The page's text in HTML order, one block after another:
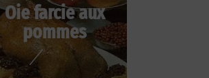
Oie farcie aux
pommes